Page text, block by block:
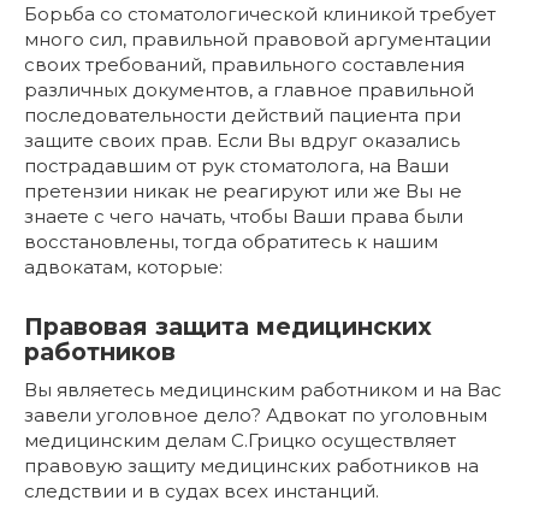
Борьба со стоматологической клиникой требует
много сил, правильной правовой аргументации
своих требований, правильного составления
различных документов, а главное правильной
последовательности действий пациента при
защите своих прав. Если Вы вдруг оказались
пострадавшим от рук стоматолога, на Ваши
претензии никак не реагируют или же Вы не
знаете с чего начать, чтобы Ваши права были
восстановлены, тогда обратитесь к нашим
адвокатам, которые:
Правовая защита медицинских
работников
Вы являетесь медицинским работником и на Вас
завели уголовное дело? Адвокат по уголовным
медицинским делам С.Грицко осуществляет
правовую защиту медицинских работников на
следствии и в судах всех инстанций.